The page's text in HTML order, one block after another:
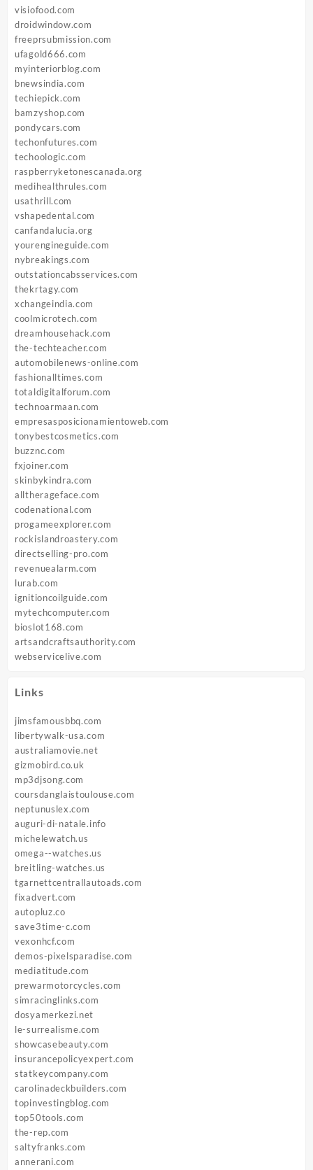
visiofood.com
droidwindow.com
freeprsubmission.com
ufagold666.com
myinteriorblog.com
bnewsindia.com
techiepick.com
bamzyshop.com
pondycars.com
techonfutures.com
techoologic.com
raspberryketonescanada.org
medihealthrules.com
usathrill.com
vshapedental.com
canfandalucia.org
yourengineguide.com
nybreakings.com
outstationcabsservices.com
thekrtagy.com
xchangeindia.com
coolmicrotech.com
dreamhousehack.com
the-techteacher.com
automobilenews-online.com
fashionalltimes.com
totaldigitalforum.com
technoarmaan.com
empresasposicionamientoweb.com
tonybestcosmetics.com
buzznc.com
fxjoiner.com
skinbykindra.com
alltherageface.com
codenational.com
progameexplorer.com
rockislandroastery.com
directselling-pro.com
revenuealarm.com
lurab.com
ignitioncoilguide.com
mytechcomputer.com
bioslot168.com
artsandcraftsauthority.com
webservicelive.com
Links
jimsfamousbbq.com
libertywalk-usa.com
australiamovie.net
gizmobird.co.uk
mp3djsong.com
coursdanglaistoulouse.com
neptunuslex.com
auguri-di-natale.info
michelewatch.us
omega--watches.us
breitling-watches.us
tgarnettcentrallautoads.com
fixadvert.com
autopluz.co
save3time-c.com
vexonhcf.com
demos-pixelsparadise.com
mediatitude.com
prewarmotorcycles.com
simracinglinks.com
dosyamerkezi.net
le-surrealisme.com
showcasebeauty.com
insurancepolicyexpert.com
statkeycompany.com
carolinadeckbuilders.com
topinvestingblog.com
top50tools.com
the-rep.com
saltyfranks.com
annerani.com